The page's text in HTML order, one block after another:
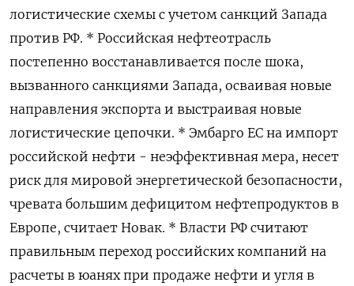
логистические схемы с учетом санкций Запада
против РФ. * Российская нефтеотрасль
постепенно восстанавливается после шока,
вызванного санкциями Запада, осваивая новые
направления экспорта и выстраивая новые
логистические цепочки. * Эмбарго ЕС на импорт
российской нефти - неэффективная мера, несет
риск для мировой энергетической безопасности,
чревата большим дефицитом нефтепродуктов в
Европе, считает Новак. * Власти РФ считают
правильным переход российских компаний на
расчеты в юанях при продаже нефти и угля в